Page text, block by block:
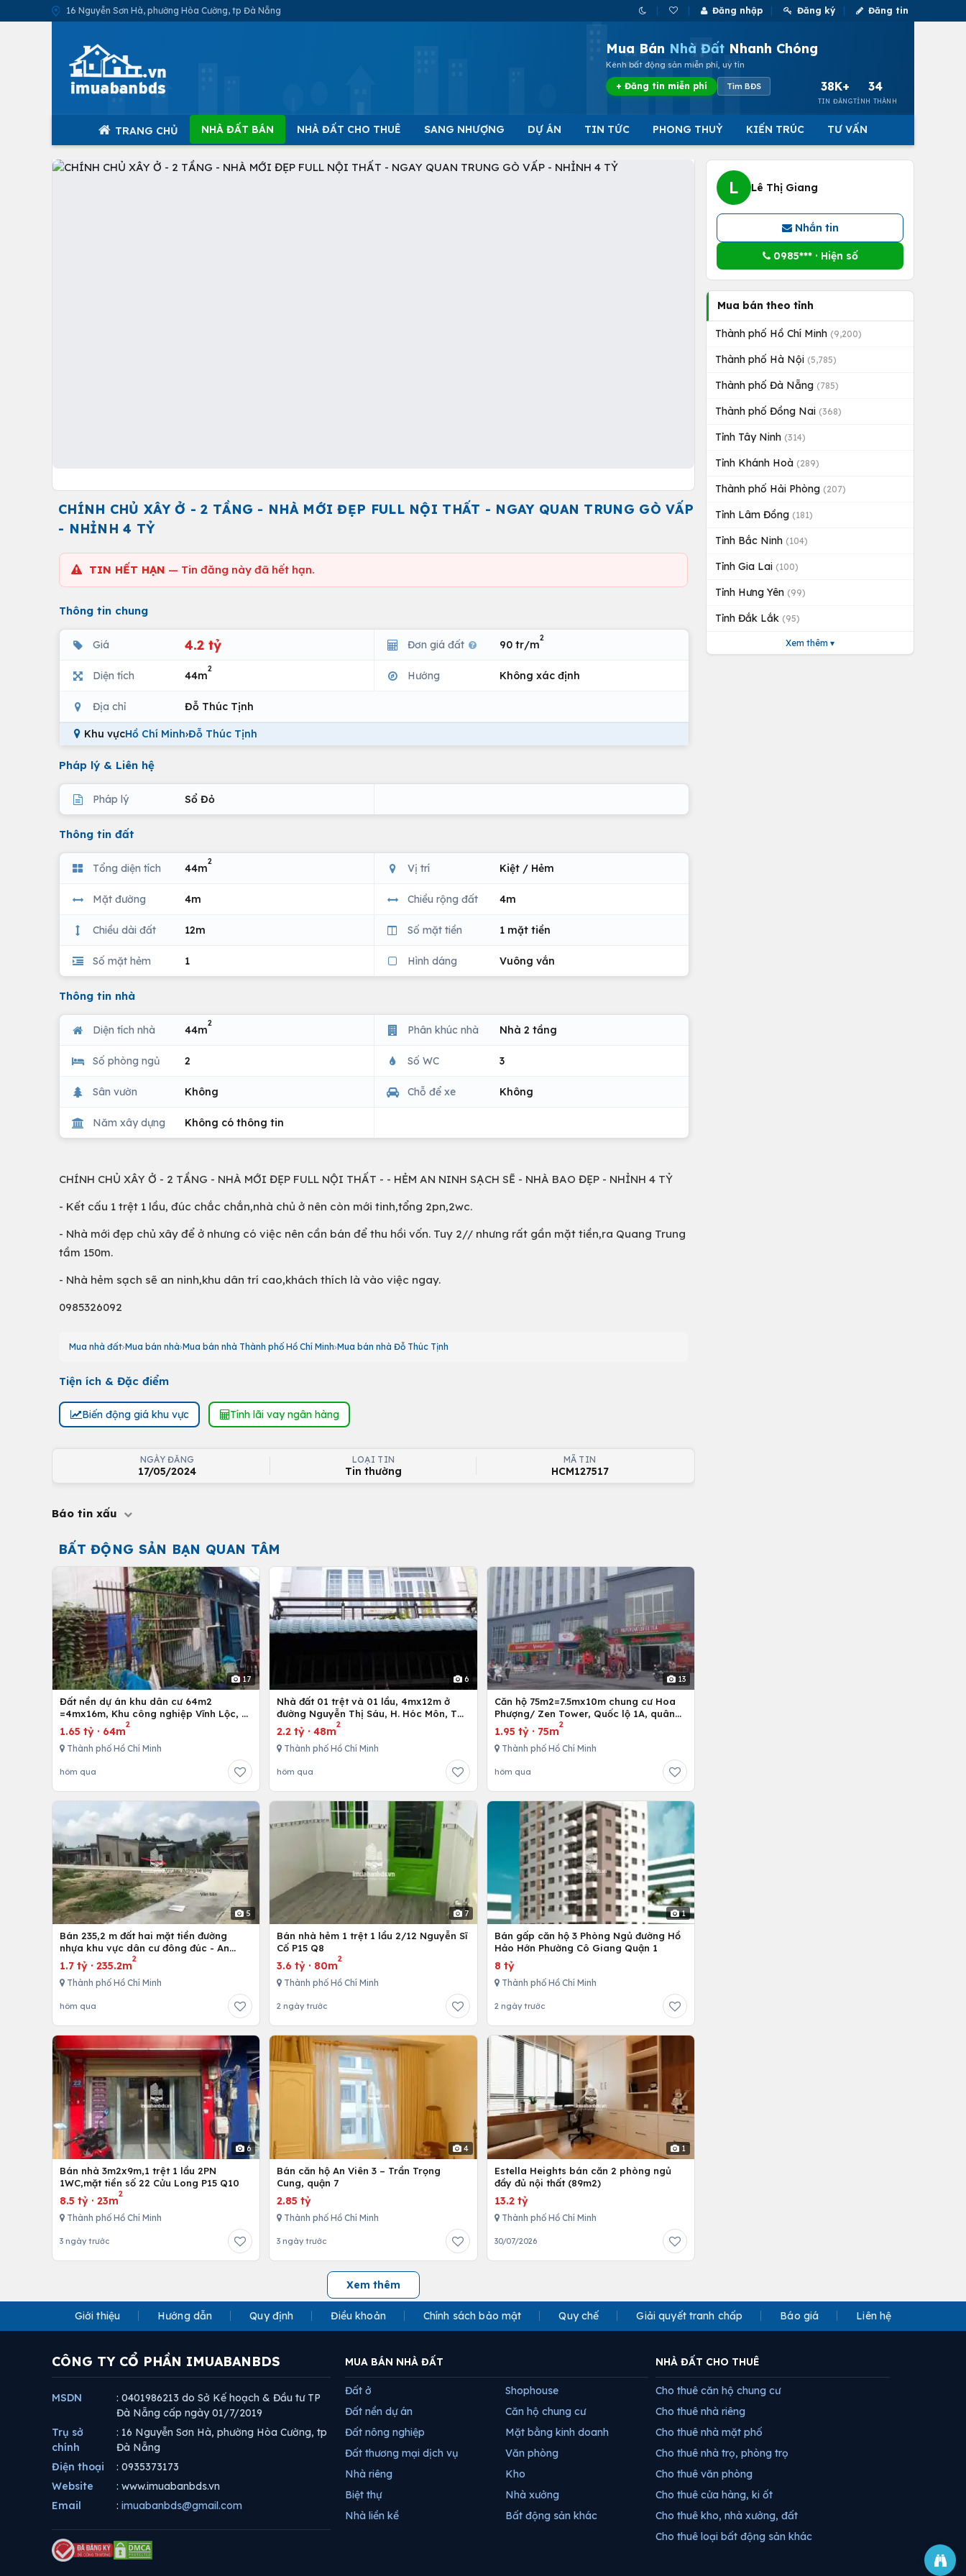
16 Nguyễn Sơn Hà, phường Hòa Cường, tp Đà Nẵng Đăng nhập Đăng ký Đăng tin
Mua Bán Nhà Đất Nhanh Chóng
Kênh bất động sản miễn phí, uy tín
+ Đăng tin miễn phí Tìm BĐS 38K+
TIN ĐĂNG
34
TỈNH THÀNH
TRANG CHỦ NHÀ ĐẤT BÁN NHÀ ĐẤT CHO THUÊ SANG NHƯỢNG DỰ ÁN TIN TỨC PHONG THUỶ KIẾN TRÚC TƯ VẤN
CHÍNH CHỦ XÂY Ở - 2 TẦNG - NHÀ MỚI ĐẸP FULL NỘI THẤT - NGAY QUAN TRUNG GÒ VẤP
- NHỈNH 4 TỶ
TIN HẾT HẠN — Tin đăng này đã hết hạn.
Thông tin chung
Giá 4.2 tỷ Đơn giá đất 90 tr/m
2
Diện tích 44m
2
Hướng Không xác định
Địa chỉ Đỗ Thúc Tịnh
Khu vựcHồ Chí Minh›Đỗ Thúc Tịnh
Pháp lý & Liên hệ
Pháp lý Sổ Đỏ
Thông tin đất
Tổng diện tích 44m
2
Vị trí Kiệt / Hẻm
Mặt đường 4m Chiều rộng đất 4m
Chiều dài đất 12m Số mặt tiền 1 mặt tiền
Số mặt hẻm 1 Hình dáng Vuông vắn
Thông tin nhà
Diện tích nhà 44m
2
Phân khúc nhà Nhà 2 tầng
Số phòng ngủ 2 Số WC 3
Sân vườn Không Chỗ để xe Không
Năm xây dựng Không có thông tin
CHÍNH CHỦ XÂY Ở - 2 TẦNG - NHÀ MỚI ĐẸP FULL NỘI THẤT - - HẺM AN NINH SẠCH SẼ - NHÀ BAO ĐẸP - NHỈNH 4 TỶ
- Kết cấu 1 trệt 1 lầu, đúc chắc chắn,nhà chủ ở nên còn mới tinh,tổng 2pn,2wc.
- Nhà mới đẹp chủ xây để ở nhưng có việc nên cần bán để thu hồi vốn. Tuy 2// nhưng rất gần mặt tiền,ra Quang Trung
tầm 150m.
- Nhà hẻm sạch sẽ an ninh,khu dân trí cao,khách thích là vào việc ngay.
0985326092
Mua nhà đất Mua bán nhà Mua bán nhà Thành phố Hồ Chí Minh Mua bán nhà Đỗ Thúc Tịnh
Tiện ích & Đặc điểm
Biến động giá khu vực Tính lãi vay ngân hàng
NGÀY ĐĂNG
17/05/2024
LOẠI TIN
Tin thường
MÃ TIN
HCM127517
Báo tin xấu
BẤT ĐỘNG SẢN BẠN QUAN TÂM
17
Đất nền dự án khu dân cư 64m2
=4mx16m, Khu công nghiệp Vĩnh Lộc, H.
Bình Chánh, Tp. Hồ Chí Minh
1.65 tỷ · 64m
2
Thành phố Hồ Chí Minh
hôm qua
6
Nhà đất 01 trệt và 01 lầu, 4mx12m ở
đường Nguyễn Thị Sáu, H. Hóc Môn, Tp.
Hồ Chí Minh
2.2 tỷ ·48m
2
Thành phố Hồ Chí Minh
hôm qua
13
Căn hộ 75m2=7.5mx10m chung cư Hoa
Phượng/ Zen Tower, Quốc lộ 1A, quân
12,Tp. Hồ Chí Minh, Việt Nam
1.95 tỷ· 75m
2
Thành phố Hồ Chí Minh
hôm qua
5
Bán 235,2 m đất hai mặt tiền đường
nhựa khu vực dân cư đông đúc - An
nhứt-Long Điền - Bà Rịa
1.7 tỷ · 235.2m
2
Thành phố Hồ Chí Minh
hôm qua
7
Bán nhà hẻm 1 trệt 1 lầu 2/12 Nguyễn Sĩ
Cố P15 Q8
3.6 tỷ · 80m
2
Thành phố Hồ Chí Minh
2 ngày trước
1
Bán gấp căn hộ 3 Phòng Ngủ đường Hồ
Hảo Hớn Phường Cô Giang Quận 1
8 tỷ
Thành phố Hồ Chí Minh
2 ngày trước
6
Bán nhà 3m2x9m,1 trệt 1 lầu 2PN
1WC,mặt tiền số 22 Cửu Long P15 Q10
8.5 tỷ · 23m
2
Thành phố Hồ Chí Minh
3 ngày trước
4
Bán căn hộ An Viên 3 – Trần Trọng
Cung, quận 7
2.85 tỷ
Thành phố Hồ Chí Minh
3 ngày trước
1
Estella Heights bán căn 2 phòng ngủ
đầy đủ nội thất (89m2)
13.2 tỷ
Thành phố Hồ Chí Minh
30/07/2026
Xem thêm
L Lê Thị Giang
Nhắn tin
0985*** · Hiện số
Mua bán theo tỉnh
Thành phố Hồ Chí Minh (9,200)
Thành phố Hà Nội (5,785)
Thành phố Đà Nẵng (785)
Thành phố Đồng Nai (368)
Tỉnh Tây Ninh (314)
Tỉnh Khánh Hoà (289)
Thành phố Hải Phòng (207)
Tỉnh Lâm Đồng (181)
Tỉnh Bắc Ninh (104)
Tỉnh Gia Lai (100)
Tỉnh Hưng Yên (99)
Tỉnh Đắk Lắk (95)
Xem thêm ▾
Giới thiệu Hướng dẫn Quy định Điều khoản Chính sách bảo mật Quy chế Giải quyết tranh chấp Báo giá Liên hệ
CÔNG TY CỔ PHẦN IMUABANBDS
MSDN
: 0401986213 do Sở Kế hoạch & Đầu tư TP
Đà Nẵng cấp ngày 01/7/2019
Trụ sở
chính
: 16 Nguyễn Sơn Hà, phường Hòa Cường, tp
Đà Nẵng
Điện thoại
: 0935373173
Website
: www.imuabanbds.vn
Email
: imuabanbds@gmail.com
MUA BÁN NHÀ ĐẤT
Đất ở
Đất nền dự án
Đất nông nghiệp
Đất thương mại dịch vụ
Nhà riêng
Biệt thự
Nhà liền kề
Shophouse
Căn hộ chung cư
Mặt bằng kinh doanh
Văn phòng
Kho
Nhà xưởng
Bất động sản khác
NHÀ ĐẤT CHO THUÊ
Cho thuê căn hộ chung cư
Cho thuê nhà riêng
Cho thuê nhà mặt phố
Cho thuê nhà trọ, phòng trọ
Cho thuê văn phòng
Cho thuê cửa hàng, ki ốt
Cho thuê kho, nhà xưởng, đất
Cho thuê loại bất động sản khác